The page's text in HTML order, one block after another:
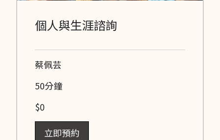
個人與生涯諮詢
蔡佩芸
50分鐘
$0
立即預約